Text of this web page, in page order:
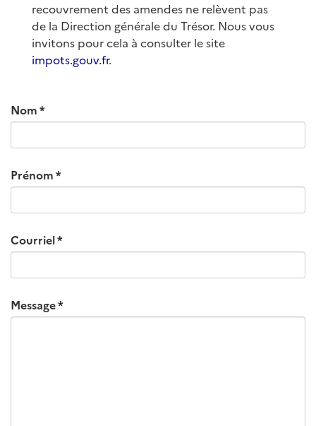
recouvrement des amendes ne relèvent pas
de la Direction générale du Trésor. Nous vous
invitons pour cela à consulter le site
impots.gouv.fr.
Nom
Prénom
Courriel
Message